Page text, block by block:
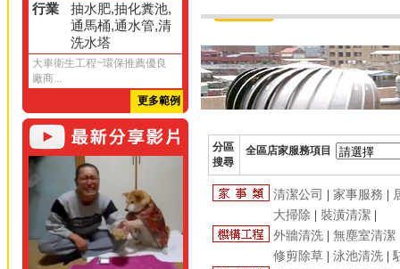
行業
抽水肥,抽化糞池,
通馬桶,通水管,清
洗水塔
大車衛生工程~環保推薦優良
廠商...
更多範例
分區
搜尋
全區店家服務項目
清潔公司 |家事服務
大掃除 |裝潢清潔
外牆清洗 |無塵室清潔
修剪除草 |泳池清洗 |